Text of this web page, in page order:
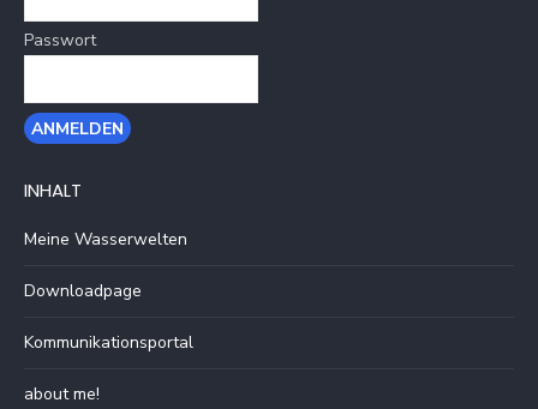
Passwort
INHALT
Meine Wasserwelten
Downloadpage
Kommunikationsportal
about me!